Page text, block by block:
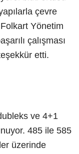
çevre
Yönetim
çalışması
etti.
ve 4+1
485 ile 585
üzerinde